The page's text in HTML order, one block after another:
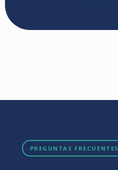
PREGUNTAS FRECUENTES